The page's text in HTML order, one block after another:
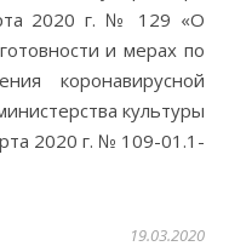
2020 г. № 129 «О
и мерах по
коронавирусной
культуры
2020 г. № 109-01.1-
19.03.2020